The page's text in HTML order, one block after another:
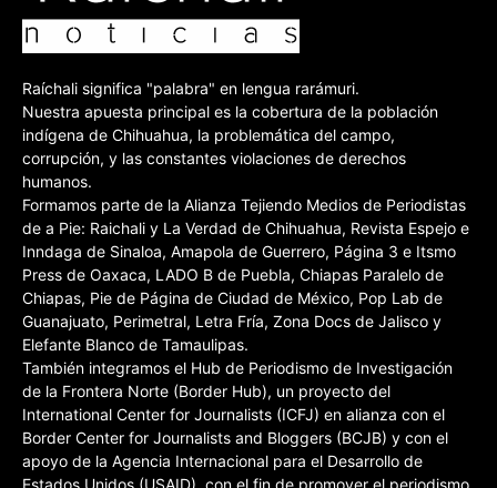
Raíchali significa "palabra" en lengua rarámuri.
Nuestra apuesta principal es la cobertura de la población
indígena de Chihuahua, la problemática del campo,
corrupción, y las constantes violaciones de derechos
humanos.
Formamos parte de la Alianza Tejiendo Medios de Periodistas
de a Pie: Raichali y La Verdad de Chihuahua, Revista Espejo e
Inndaga de Sinaloa, Amapola de Guerrero, Página 3 e Itsmo
Press de Oaxaca, LADO B de Puebla, Chiapas Paralelo de
Chiapas, Pie de Página de Ciudad de México, Pop Lab de
Guanajuato, Perimetral, Letra Fría, Zona Docs de Jalisco y
Elefante Blanco de Tamaulipas.
También integramos el Hub de Periodismo de Investigación
de la Frontera Norte (Border Hub), un proyecto del
International Center for Journalists (ICFJ) en alianza con el
Border Center for Journalists and Bloggers (BCJB) y con el
apoyo de la Agencia Internacional para el Desarrollo de
Estados Unidos (USAID), con el fin de promover el periodismo